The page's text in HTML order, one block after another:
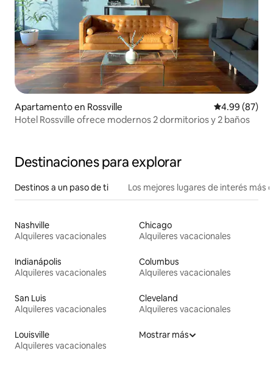
Apartamento en Rossville Calificación
4.99 (87)
Hotel Rossville ofrece modernos 2 dormitorios y 2 baños
Destinaciones para explorar
Destinos a un paso de ti Los mejores lugares de interés más
Nashville
Alquileres vacacionales
Chicago
Alquileres vacacionales
Indianápolis
Alquileres vacacionales
Columbus
Alquileres vacacionales
San Luis
Alquileres vacacionales
Cleveland
Alquileres vacacionales
Louisville
Alquileres vacacionales
Mostrar más